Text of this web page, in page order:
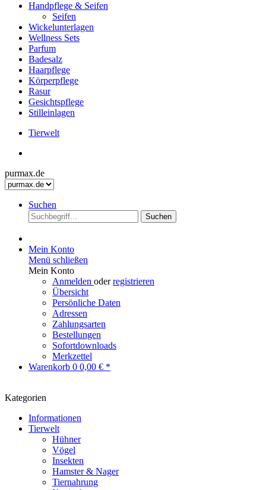
Handpflege & Seifen
Seifen
Wickelunterlagen
Wellness Sets
Parfum
Badesalz
Haarpflege
Körperpflege
Rasur
Gesichtspflege
Stilleinlagen
Tierwelt
purmax.de
Suchen
Suchen
Mein Konto
Menü schließen
Mein Konto
Anmelden oderregistrieren
Übersicht
Persönliche Daten
Adressen
Zahlungsarten
Bestellungen
Sofortdownloads
Merkzettel
Warenkorb 0 0,00 € *
Kategorien
Informationen
Tierwelt
Hühner
Vögel
Insekten
Hamster & Nager
Tiernahrung